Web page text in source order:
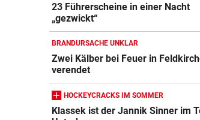
23 Führerscheine in einer Nacht
„gezwickt“
BRANDURSACHE UNKLAR
Zwei Kälber bei Feuer in
verendet
HOCKEYCRACKS IM SOMMER
Klassek ist der Jannik Sinner im